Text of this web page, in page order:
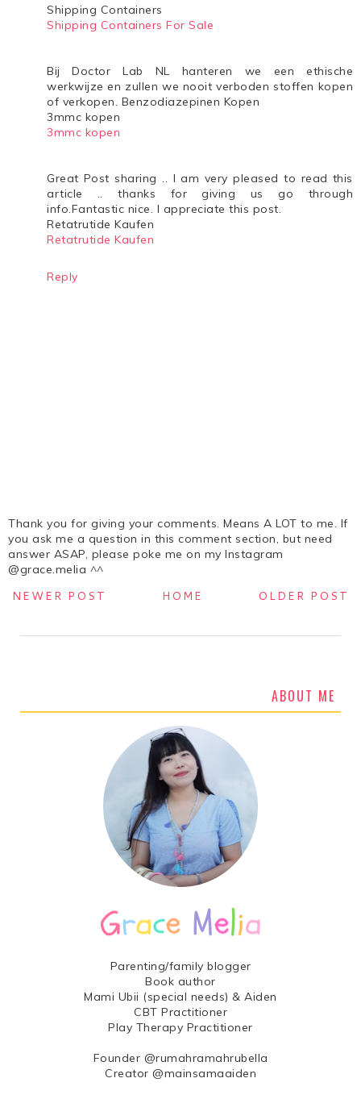
Shipping Containers
Shipping Containers For Sale
Bij Doctor Lab NL hanteren we een ethische
werkwijze en zullen we nooit verboden stoffen kopen
of verkopen. Benzodiazepinen Kopen
3mmc kopen
3mmc kopen
Great Post sharing .. I am very pleased to read this
article .. thanks for giving us go through
info.Fantastic nice. I appreciate this post.
Retatrutide Kaufen
Retatrutide Kaufen
Reply
Thank you for giving your comments. Means A LOT to me. If
you ask me a question in this comment section, but need
answer ASAP, please poke me on my Instagram
@grace.melia ^^
NEWER POST OLDER POST
HOME
ABOUT ME
Parenting/family blogger
Book author
Mami Ubii (special needs) & Aiden
CBT Practitioner
Play Therapy Practitioner
Founder @rumahramahrubella
Creator @mainsamaaiden